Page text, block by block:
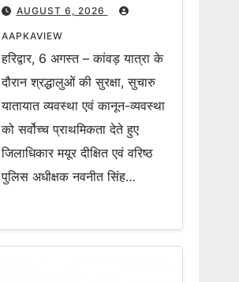
कांवड़ियों से गाइडलाइन का
पालन करने की अपील
AUGUST 6, 2026
AAPKAVIEW
हरिद्वार, 6 अगस्त – कांवड़ यात्रा के
दौरान श्रद्धालुओं की सुरक्षा, सुचारु
यातायात व्यवस्था एवं कानून-व्यवस्था
को सर्वोच्च प्राथमिकता देते हुए
जिलाधिकार मयूर दीक्षित एवं वरिष्ठ
पुलिस अधीक्षक नवनीत सिंह…